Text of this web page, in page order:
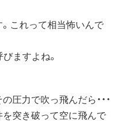
これって相当怖いんで
ますよね。
圧力で吹っ飛んだら・・・
を突き破って空に飛んで